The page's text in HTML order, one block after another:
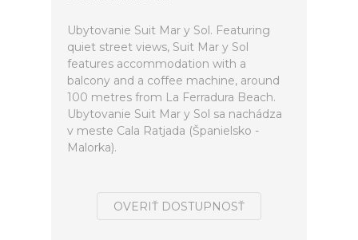
Ubytovanie Suit Mar y Sol. Featuring
quiet street views, Suit Mar y Sol
features accommodation with a
balcony and a coffee machine, around
100 metres from La Ferradura Beach.
Ubytovanie Suit Mar y Sol sa nachádza
v meste Cala Ratjada (Španielsko -
Malorka).
OVERIŤ DOSTUPNOSŤ